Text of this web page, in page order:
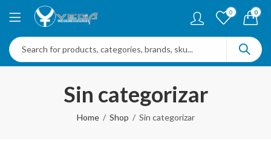
0 0
Sin categorizar
Home Shop Sin categorizar